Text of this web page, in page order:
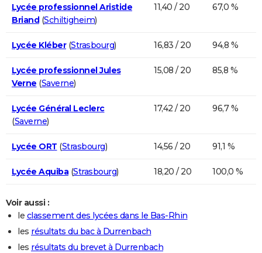
Lycée professionnel Aristide
Briand(Schiltigheim)
11,40 / 20 67,0 %
Lycée Kléber(Strasbourg) 16,83 / 20 94,8 %
Lycée professionnel Jules
Verne (Saverne)
15,08 / 20 85,8 %
Lycée Général Leclerc
(Saverne)
17,42 / 20 96,7 %
Lycée ORT (Strasbourg) 14,56 / 20 91,1 %
Lycée Aquiba(Strasbourg) 18,20 / 20 100,0 %
Voir aussi :
le classement des lycées dans le Bas-Rhin
les résultats du bac à Durrenbach
les résultats du brevet à Durrenbach